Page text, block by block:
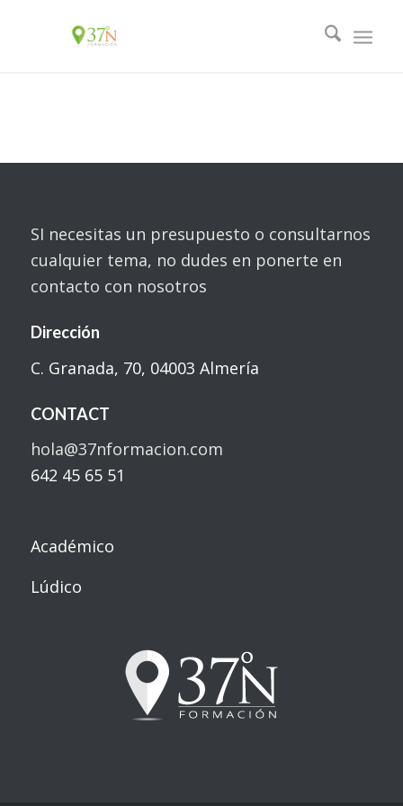
SI necesitas un presupuesto o consultarnos
cualquier tema, no dudes en ponerte en
contacto con nosotros
Dirección
C. Granada, 70, 04003 Almería
CONTACT
hola@37nformacion.com
642 45 65 51
Académico
Lúdico